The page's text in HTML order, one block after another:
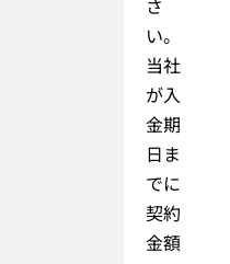
さ
い。
当社
が入
金期
日ま
でに
契約
金額